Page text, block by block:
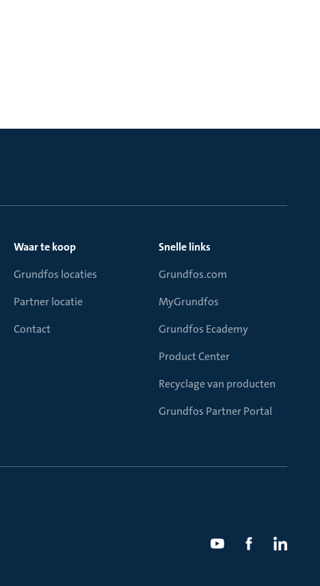
Waar te koop
Grundfos locaties
Partner locatie
Contact
Snelle links
Grundfos.com
MyGrundfos
Grundfos Ecademy
Product Center
Recyclage van producten
Grundfos Partner Portal